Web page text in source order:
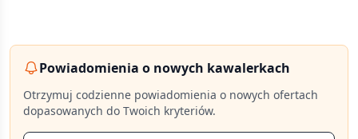
Powiadomienia o nowych kawalerkach
Otrzymuj codzienne powiadomienia o nowych ofertach
dopasowanych do Twoich kryteriów.